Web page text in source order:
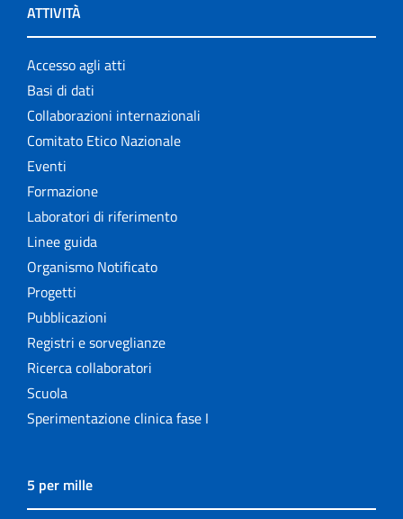
ATTIVITÀ
Accesso agli atti
Basi di dati
Collaborazioni internazionali
Comitato Etico Nazionale
Eventi
Formazione
Laboratori di riferimento
Linee guida
Organismo Notificato
Progetti
Pubblicazioni
Registri e sorveglianze
Ricerca collaboratori
Scuola
Sperimentazione clinica fase I
5 per mille